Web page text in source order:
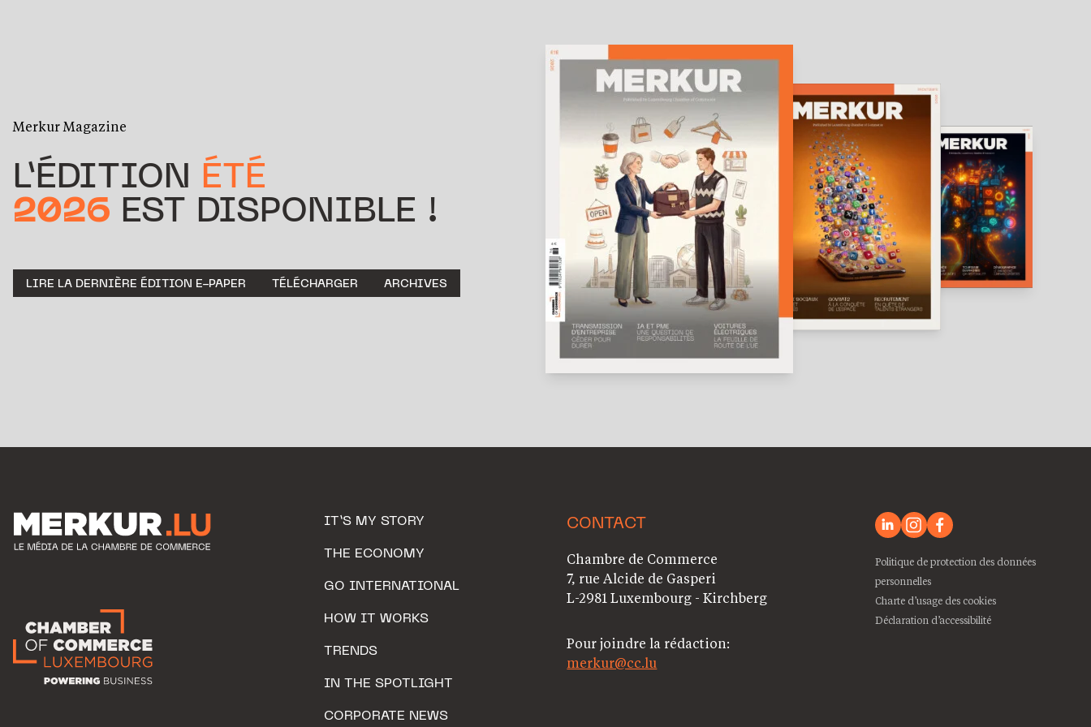
Merkur Magazine
L’ÉDITION ÉTÉ
2026 EST DISPONIBLE !
LIRE LA DERNIÈRE ÉDITION E-PAPER TÉLÉCHARGER ARCHIVES
IT’S MY STORY
THE ECONOMY
GO INTERNATIONAL
HOW IT WORKS
TRENDS
IN THE SPOTLIGHT
CORPORATE NEWS
CONTACT
Chambre de Commerce
7, rue Alcide de Gasperi
L-2981 Luxembourg - Kirchberg
Pour joindre la rédaction:
merkur@cc.lu
Politique de protection des données
personnelles
Charte d’usage des cookies
Déclaration d’accessibilité